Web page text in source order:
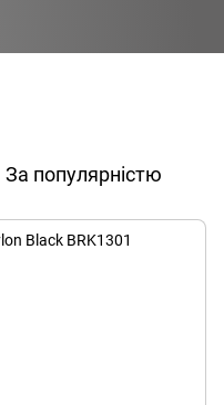
За популярністю